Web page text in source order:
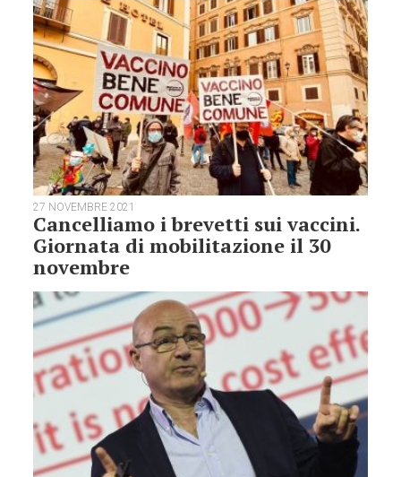
27 NOVEMBRE 2021
Cancelliamo i brevetti sui vaccini.
Giornata di mobilitazione il 30
novembre